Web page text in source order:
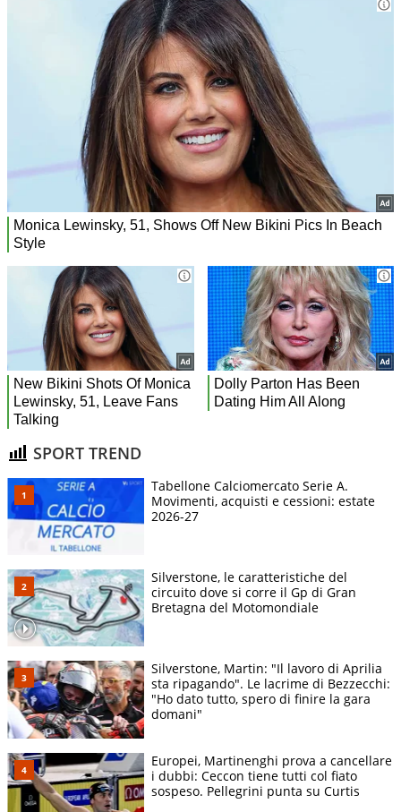
SPORT TREND
Tabellone Calciomercato Serie A.
Movimenti, acquisti e cessioni: estate
2026-27
Silverstone, le caratteristiche del
circuito dove si corre il Gp di Gran
Bretagna del Motomondiale
Silverstone, Martin: "Il lavoro di Aprilia
sta ripagando". Le lacrime di Bezzecchi:
"Ho dato tutto, spero di finire la gara
domani"
Europei, Martinenghi prova a cancellare
i dubbi: Ceccon tiene tutti col fiato
sospeso. Pellegrini punta su Curtis